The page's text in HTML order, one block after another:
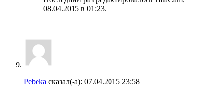
08.04.2015 в 01:23.
Pebeka сказал(-а): 07.04.2015 23:58